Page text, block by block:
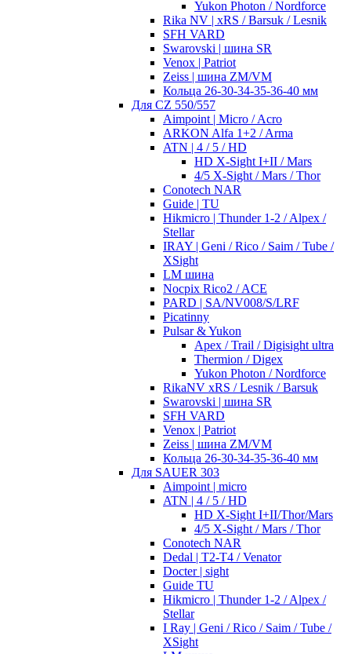
Yukon Photon / Nordforce
Rika NV | xRS / Barsuk / Lesnik
SFH VARD
Swarovski | шина SR
Venox | Patriot
Zeiss | шина ZM/VM
Кольца 26-30-34-35-36-40 мм
Для CZ 550/557
Aimpoint | Micro / Acro
ARKON Alfa 1+2 / Arma
ATN | 4 / 5 / HD
HD X-Sight I+II / Mars
4/5 X-Sight / Mars / Thor
Conotech NAR
Guide | TU
Hikmicro | Thunder 1-2 / Alpex /
Stellar
IRAY | Geni / Rico / Saim / Tube /
XSight
LM шина
Nocpix Rico2 / ACE
PARD | SA/NV008/S/LRF
Picatinny
Pulsar & Yukon
Apex / Trail / Digisight ultra
Thermion / Digex
Yukon Photon / Nordforce
RikaNV xRS / Lesnik / Barsuk
Swarovski | шина SR
SFH VARD
Venox | Patriot
Zeiss | шина ZM/VM
Кольца 26-30-34-35-36-40 мм
Для SAUER 303
Aimpoint | micro
ATN | 4 / 5 / HD
HD X-Sight I+II/Thor/Mars
4/5 X-Sight / Mars / Thor
Conotech NAR
Dedal | T2-T4 / Venator
Docter | sight
Guide TU
Hikmicro | Thunder 1-2 / Alpex /
Stellar
I Ray | Geni / Rico / Saim / Tube /
XSight